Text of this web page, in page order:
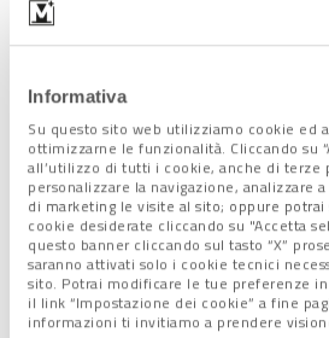
Informativa
Su questo sito web utilizziamo cookie ed
ottimizzarne le funzionalità. Cliccando su
all’utilizzo di tutti i cookie, anche di terze
personalizzare la navigazione, analizzare
di marketing le visite al sito; oppure
cookie desiderate cliccando su "Accetta
questo banner cliccando sul tasto “X”
saranno attivati solo i cookie tecnici
sito. Potrai modificare le tue preferenze
il link “Impostazione dei cookie” a fine
informazioni ti invitiamo a prendere
Studenti con